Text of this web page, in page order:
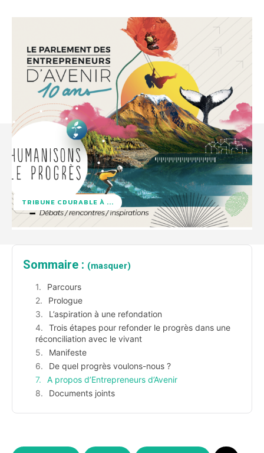
TRIBUNE CDURABLE À ...
Sommaire : (masquer)
Parcours
Prologue
L’aspiration à une refondation
Trois étapes pour refonder le progrès dans une
réconciliation avec le vivant
Manifeste
De quel progrès voulons-nous ?
A propos d’Entrepreneurs d’Avenir
Documents joints